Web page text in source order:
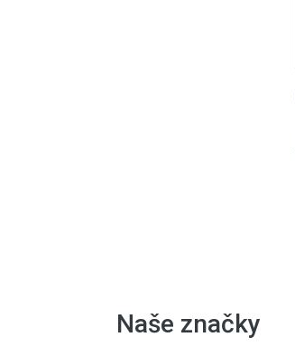
Naše značky